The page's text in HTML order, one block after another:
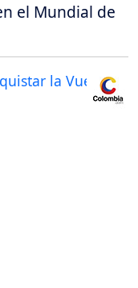
el Mundial de